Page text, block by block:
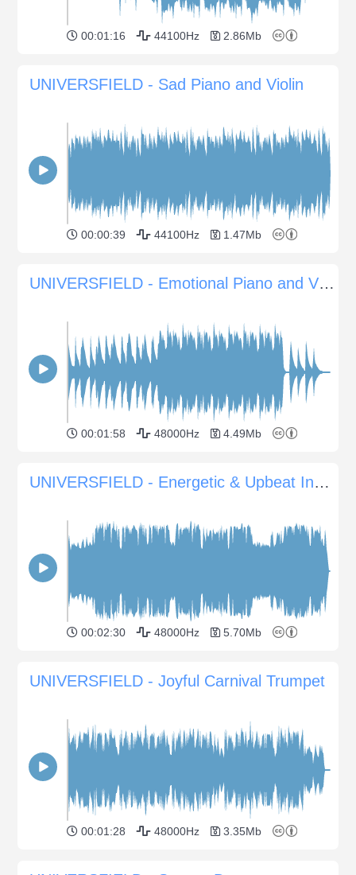
00:01:16 44100Hz 2.86Mb
UNIVERSFIELD - Sad Piano and Violin
00:00:39 44100Hz 1.47Mb
UNIVERSFIELD - Emotional Piano and Violin
00:01:58 48000Hz 4.49Mb
UNIVERSFIELD - Energetic & Upbeat Indie Rock Vibes
00:02:30 48000Hz 5.70Mb
UNIVERSFIELD - Joyful Carnival Trumpet
00:01:28 48000Hz 3.35Mb